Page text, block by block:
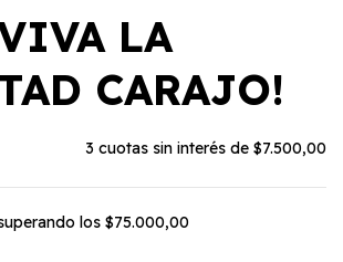
LA
CARAJO!
3 cuotas sin interés de $7.500,00
los $75.000,00